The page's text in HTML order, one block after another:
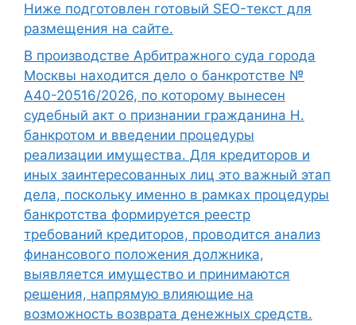
Ниже подготовлен готовый SEO-текст для
размещения на сайте.
В производстве Арбитражного суда города
Москвы находится дело о банкротстве №
А40-20516/2026, по которому вынесен
судебный акт о признании гражданина Н.
банкротом и введении процедуры
реализации имущества. Для кредиторов и
иных заинтересованных лиц это важный этап
дела, поскольку именно в рамках процедуры
банкротства формируется реестр
требований кредиторов, проводится анализ
финансового положения должника,
выявляется имущество и принимаются
решения, напрямую влияющие на
возможность возврата денежных средств.